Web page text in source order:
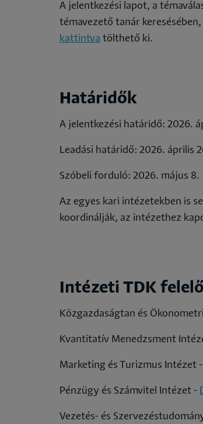
A jelentkezési lapot, a
témavezető tanár
kattintva tölthető ki.
Határidők
A jelentkezési határidő: 2026.
Leadási határidő: 2026. április
Szóbeli forduló: 2026. május 8.
Az egyes kari intézetekben is
koordinálják, az intézethez
Intézeti TDK
Közgazdaságtan és
Kvantitatív Menedzsment
Marketing és Turizmus Intézet -
Pénzügy és Számvitel Intézet -
Vezetés- és